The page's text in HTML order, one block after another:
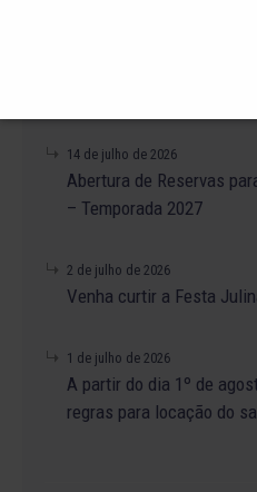
14 de julho de 2026
Abertura de Reservas
– Temporada 2027
2 de julho de 2026
Venha curtir a Festa
1 de julho de 2026
A partir do dia 1º de
regras para locação do